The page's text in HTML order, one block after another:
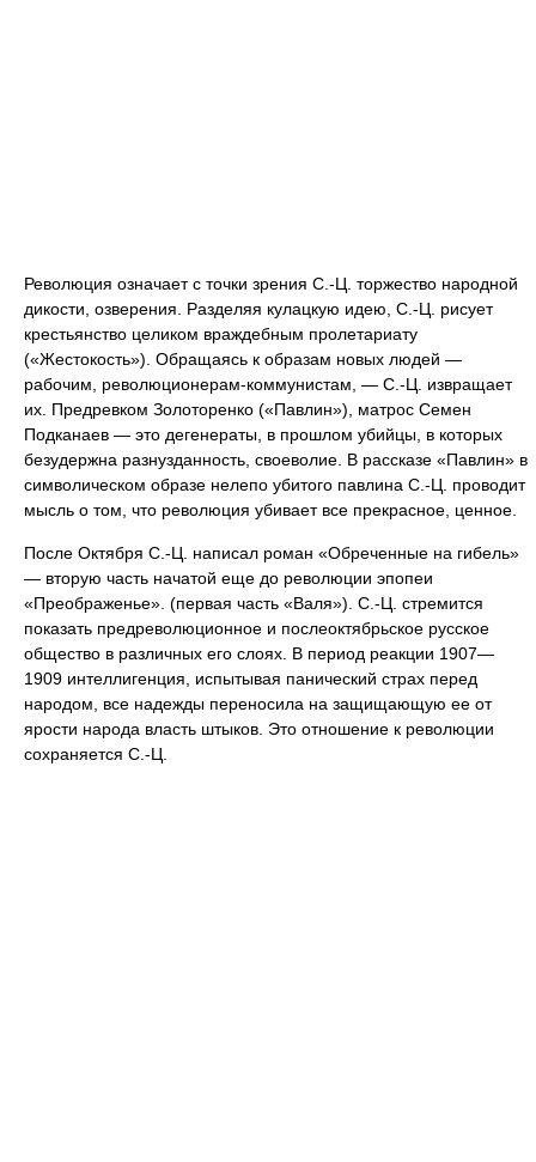
Революция означает с точки зрения С.-Ц. торжество народной
дикости, озверения. Разделяя кулацкую идею, С.-Ц. рисует
крестьянство целиком враждебным пролетариату
(«Жестокость»). Обращаясь к образам новых людей —
рабочим, революционерам-коммунистам, — С.-Ц. извращает
их. Предревком Золоторенко («Павлин»), матрос Семен
Подканаев — это дегенераты, в прошлом убийцы, в которых
безудержна разнузданность, своеволие. В рассказе «Павлин» в
символическом образе нелепо убитого павлина С.-Ц. проводит
мысль о том, что революция убивает все прекрасное, ценное.
После Октября С.-Ц. написал роман «Обреченные на гибель»
— вторую часть начатой еще до революции эпопеи
«Преображенье». (первая часть «Валя»). С.-Ц. стремится
показать предреволюционное и послеоктябрьское русское
общество в различных его слоях. В период реакции 1907—
1909 интеллигенция, испытывая панический страх перед
народом, все надежды переносила на защищающую ее от
ярости народа власть штыков. Это отношение к революции
сохраняется С.-Ц.